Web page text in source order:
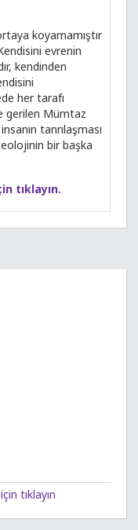
koyamamıştır
evrenin
kendinden
her tarafı
gerilen Mümtaz
tanrılaşması
bir başka
tıklayın.
tıklayın